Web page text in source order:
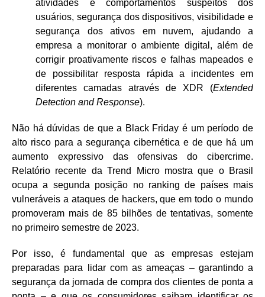
atividades e comportamentos suspeitos dos
usuários, segurança dos dispositivos, visibilidade e
segurança dos ativos em nuvem, ajudando a
empresa a monitorar o ambiente digital, além de
corrigir proativamente riscos e falhas mapeados e
de possibilitar resposta rápida a incidentes em
diferentes camadas através de XDR (Extended
Detection and Response).
Não há dúvidas de que a Black Friday é um período de
alto risco para a segurança cibernética e de que há um
aumento expressivo das ofensivas do cibercrime.
Relatório recente da Trend Micro mostra que o Brasil
ocupa a segunda posição no ranking de países mais
vulneráveis a ataques de hackers, que em todo o mundo
promoveram mais de 85 bilhões de tentativas, somente
no primeiro semestre de 2023.
Por isso, é fundamental que as empresas estejam
preparadas para lidar com as ameaças – garantindo a
segurança da jornada de compra dos clientes de ponta a